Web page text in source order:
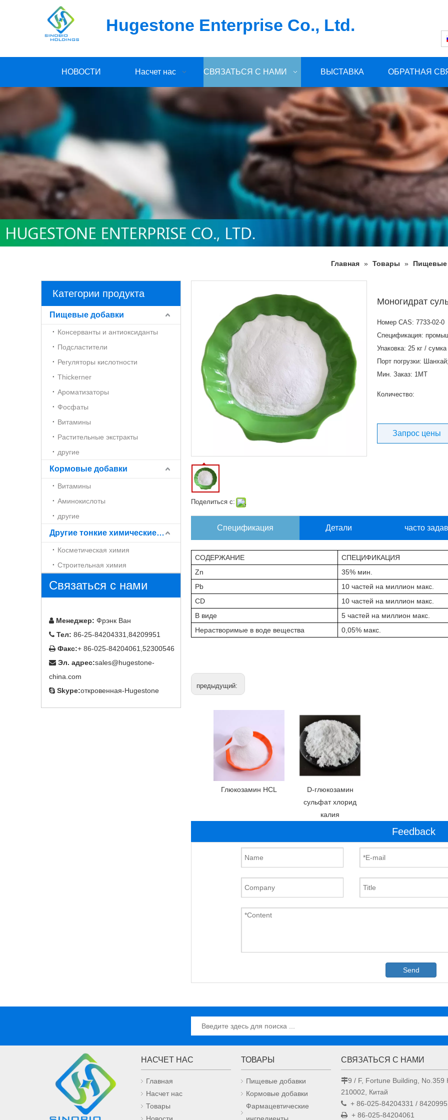
Hugestone Enterprise Co., Ltd.
НОВОСТИ Насчет нас СВЯЗАТЬСЯ С НАМИ ВЫСТАВКА ОБРАТНАЯ
Главная » Товары » Пищевые
Категории продукта
Пищевые добавки
Консерванты и антиоксиданты
Подсластители
Регуляторы кислотности
Thickerner
Ароматизаторы
Фосфаты
Витамины
Растительные экстракты
другие
Кормовые добавки
Витамины
Аминокислоты
другие
Другие тонкие химические вещества
Косметическая химия
Строительная химия
Связаться с нами
 Менеджер: Фрэнк Ван
 Тел: 86-25-84204331,84209951
 Факс:+ 86-025-84204061,52300546
 Эл. адрес:sales@hugestone-
china.com
 Skype:откровенная-Hugestone
Поделиться с:
Моногидрат
Номер CAS: 7733-02-0
Спецификация:
Упаковка: 25 кг / сумка
Порт погрузки:
Мин. Заказ: 1MT
Количество:
Запрос цены
Спецификация Детали часто
СОДЕРЖАНИЕ СПЕЦИФИКАЦИЯ
Zn
35% мин.
Pb
10 частей на миллион макс.
CD
10 частей на миллион макс.
В виде
5 частей на миллион макс.
Нерастворимые в воде вещества
0,05% макс.
предыдущий:
Глюкозамин HCL
D-глюкозамин
сульфат хлорид
калия
Feedback
Send
НАСЧЕТ НАС
Главная
Насчет нас
Товары
Новости
ТОВАРЫ
Пищевые добавки
Кормовые добавки
Фармацевтические
ингредиенты
СВЯЗАТЬСЯ С НАМИ
9 / F, Fortune Building, No.359
210002, Китай
 + 86-025-84204331 /
 + 86-025-84204061